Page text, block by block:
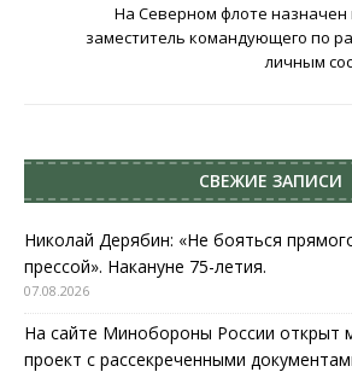
На Северном флоте
заместитель командующего по
личным
СВЕЖИЕ ЗАПИСИ
Николай Дерябин: «Не бояться
прессой». Накануне 75-летия.
07.08.2026
На сайте Минобороны России открыт
проект с рассекреченными